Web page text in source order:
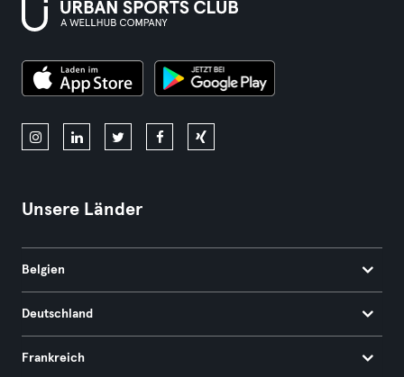
Unsere Länder
Belgien
Deutschland
Frankreich